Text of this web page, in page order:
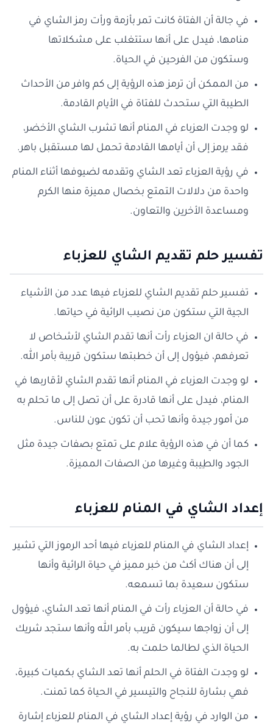
في جالة أن الفتاة كانت تمر بأزمة ورأت رمز الشاي في
منامها، فيدل على أنها ستتغلب على مشكلاتها
وستكون من الفرحين في الحياة.
من الممكن أن ترمز هذه الرؤية إلى كم وافر من الأحداث
الطيبة التي ستحدث للفتاة في الأيام القادمة.
لو وجدت العزباء في المنام أنها تشرب الشاي الأخضر،
فقد يرمز إلى أن أيامها القادمة تحمل لها مستقبل باهر.
في رؤية العزباء تعد الشاي وتقدمه لضيوفها أثناء المنام
واحدة من دلالات التمتع بخصال مميزة منها الكرم
ومساعدة الأخرين والتعاون.
تفسير حلم تقديم الشاي للعزباء
تفسير حلم تقديم الشاي للعزباء فيها عدد من الأشياء
الجية التي ستكون من نصيب الرائية في حياتها.
في حالة ان العزباء رأت أنها تقدم الشاي لأشخاص لا
تعرفهم، فيؤول إلى أن خطبتها ستكون قريبة بأمر الله.
لو وجدت العزباء في المنام أنها تقدم الشاي لأقاربها في
المنام، فيدل على أنها قادرة على أن تصل إلى ما تحلم به
من أمور جيدة وأنها تحب أن تكون عون للناس.
كما أن في هذه الرؤية علام على تمتع بصفات جيدة مثل
الجود والطِيبة وغيرها من الصفات المميزة.
إعداد الشاي في المنام للعزباء
إعداد الشاي في المنام للعزباء فيها أحد الرموز التي تشير
إلى أن هناك أكث من خبر مميز في حياة الرائية وأنها
ستكون سعيدة بما تسمعه.
في حالة أن العزباء رأت في المنام أنها تعد الشاي، فيؤول
إلى أن زواجها سيكون قريب بأمر الله وأنها ستجد شريك
الحياة الذي لطالما حلمت به.
لو وجدت الفتاة في الحلم أنها تعد الشاي بكميات كبيرة،
فهي بشارة للنجاح والتيسير في الحياة كما تمنت.
من الوارد في رؤية إعداد الشاي في المنام للعزباء إشارة